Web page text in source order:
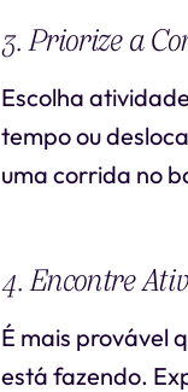
3. Priorize a
Escolha
tempo ou
uma corrida no
4. Encontre
É mais provável
está fazendo.